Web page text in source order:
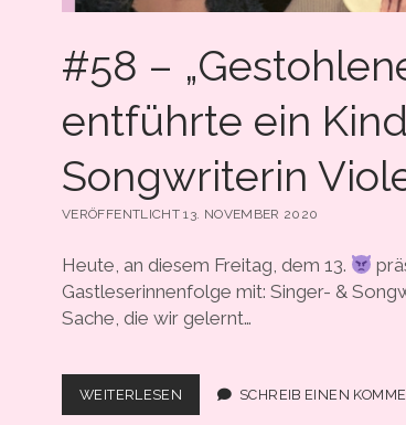
#58 –
entführte ein
Songwriterin
VERÖFFENTLICHT 13. NOVEMBER 2020
Heute, an diesem Freitag, dem 13.
Gastleserinnenfolge mit: Singer- &
Sache, die wir gelernt…
WEITERLESEN
–
SCHREIB EINEN